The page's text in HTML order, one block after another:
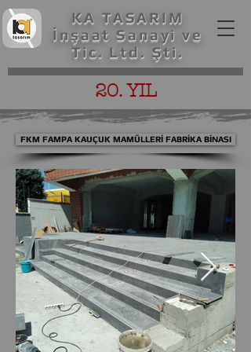
KA TASARIM
İnşaat Sanayi ve
Tic. Ltd. Şti.
20. YIL
FKM FAMPA KAUÇUK MAMÜLLERİ FABRİKA BİNASI